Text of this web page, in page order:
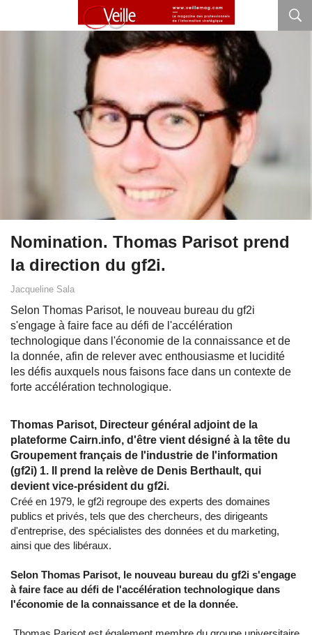
Nomination. Thomas Parisot prend
la direction du gf2i.
Jacqueline Sala
Selon Thomas Parisot, le nouveau bureau du gf2i
s'engage à faire face au défi de l'accélération
technologique dans l'économie de la connaissance et de
la donnée, afin de relever avec enthousiasme et lucidité
les défis auxquels nous faisons face dans un contexte de
forte accélération technologique.
Thomas Parisot, Directeur général adjoint de la
plateforme Cairn.info, d'être vient désigné à la tête du
Groupement français de l'industrie de l'information
(gf2i) 1. Il prend la relève de Denis Berthault, qui
devient vice-président du gf2i.
Créé en 1979, le gf2i regroupe des experts des domaines
publics et privés, tels que des chercheurs, des dirigeants
d'entreprise, des spécialistes des données et du marketing,
ainsi que des libéraux.
Selon Thomas Parisot, le nouveau bureau du gf2i s'engage
à faire face au défi de l'accélération technologique dans
l'économie de la connaissance et de la donnée.